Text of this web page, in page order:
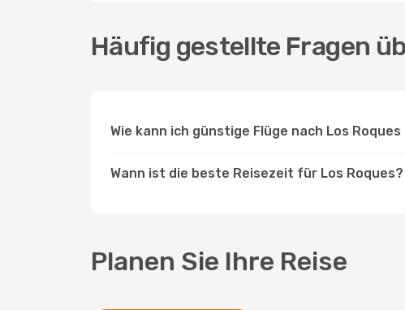
Häufig gestellte Fragen
Wie kann ich günstige Flüge nach Los
Wann ist die beste Reisezeit für Los Roques?
Planen Sie Ihre Reise